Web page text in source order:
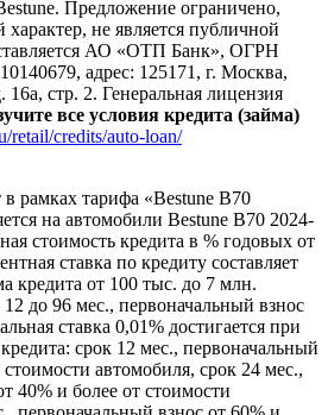
Предложение ограничено,
не является публичной
АО «ОТП Банк», ОГРН
адрес: 125171, г. Москва,
стр. 2. Генеральная лицензия
все условия кредита (займа)
retail/credits/auto-loan/
рамках тарифа «Bestune B70
на автомобили Bestune B70 2024-
стоимость кредита в % годовых от
ставка по кредиту составляет
кредита от 100 тыс. до 7 млн.
до 96 мес., первоначальный взнос
ставка 0,01% достигается при
срок 12 мес., первоначальный
автомобиля, срок 24 мес.,
40% и более от стоимости